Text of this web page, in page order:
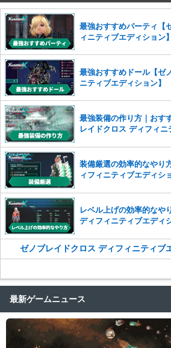
せていただきます。ご了承ください。
※一度削除したコメントは復元ができま
さい。
また、過度な利用規約の違反や、弊社に損害の
った場合は、法的措置をとらせていただく場合
かじめご理解くださいませ。
最強おすすめパーティ【
ィニティブエディション】
最強おすすめドール【ゼ
ニティブエディション】
最強装備の作り方｜おす
レイドクロス ディフィニ
装備厳選の効率的なやり
ィフィニティブエディシ
レベル上げの効率的なや
ディフィニティブエディ
ゼノブレイドクロス ディフィニティブ
最新ゲームニュース